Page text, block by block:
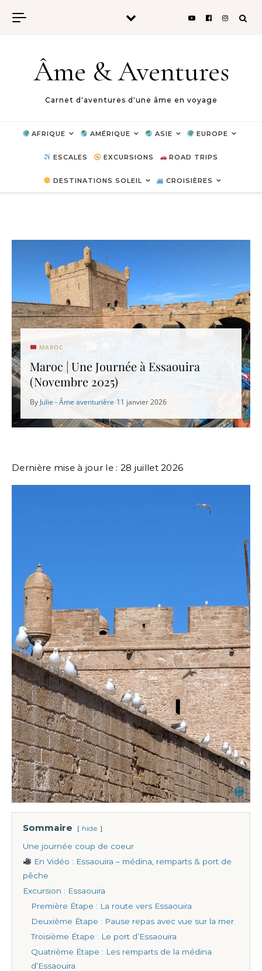
Âme & Aventures
Carnet d'aventures d'une âme en voyage
AFRIQUE AMÉRIQUE ASIE EUROPE
ESCALES EXCURSIONS ROAD TRIPS
DESTINATIONS SOLEIL CROISIÈRES
MAROC
Maroc | Une Journée à Essaouira
(Novembre 2025)
By Julie - Âme aventurière•11 janvier 2026
Dernière mise à jour le : 28 juillet 2026
Sommaire hide
Une journée coup de coeur
En Vidéo : Essaouira – médina, remparts & port de
pêche
Excursion : Essaouira
Première Étape : La route vers Essaouira
Deuxième Étape : Pause repas avec vue sur la mer
Troisième Étape : Le port d’Essaouira
Quatrième Étape : Les remparts de la médina
d’Essaouira